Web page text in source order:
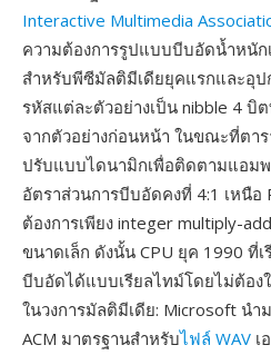
Interactive Multimedia
ความต้องการรูปแบบบีบอัดน้ำหนั
สำหรับพีซีมัลติมีเดียยุคแรกและอุ
รหัสแต่ละตัวอย่างเป็น nibble 4
จากตัวอย่างก่อนหน้า ในขณะที่ตา
ปรับแบบไดนามิกเพื่อติดตามแอ
อัตราส่วนการบีบอัดคงที่ 4:1 เหนือ
ต้องการเพียง integer multiply-
ขนาดเล็ก ดังนั้น CPU ยุค 1990 ที่
บีบอัดได้แบบเรียลไทม์โดยไม่ต้อง
ในวงการมัลติมีเดีย: Microsoft น
ACM มาตรฐานสำหรับไฟล์ WAV เ